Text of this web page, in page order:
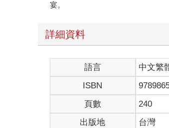
宴。
詳細資料
語言 中文繁
ISBN
頁數
240
出版地
台灣